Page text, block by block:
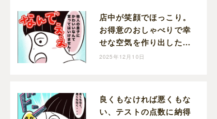
店中が笑顔でほっこり。
お得意のおしゃべりで幸
せな空気を作り出した息
子｜まるの育児絵日記
2025年12月10日
良くもなければ悪くもな
い、テストの点数に納得